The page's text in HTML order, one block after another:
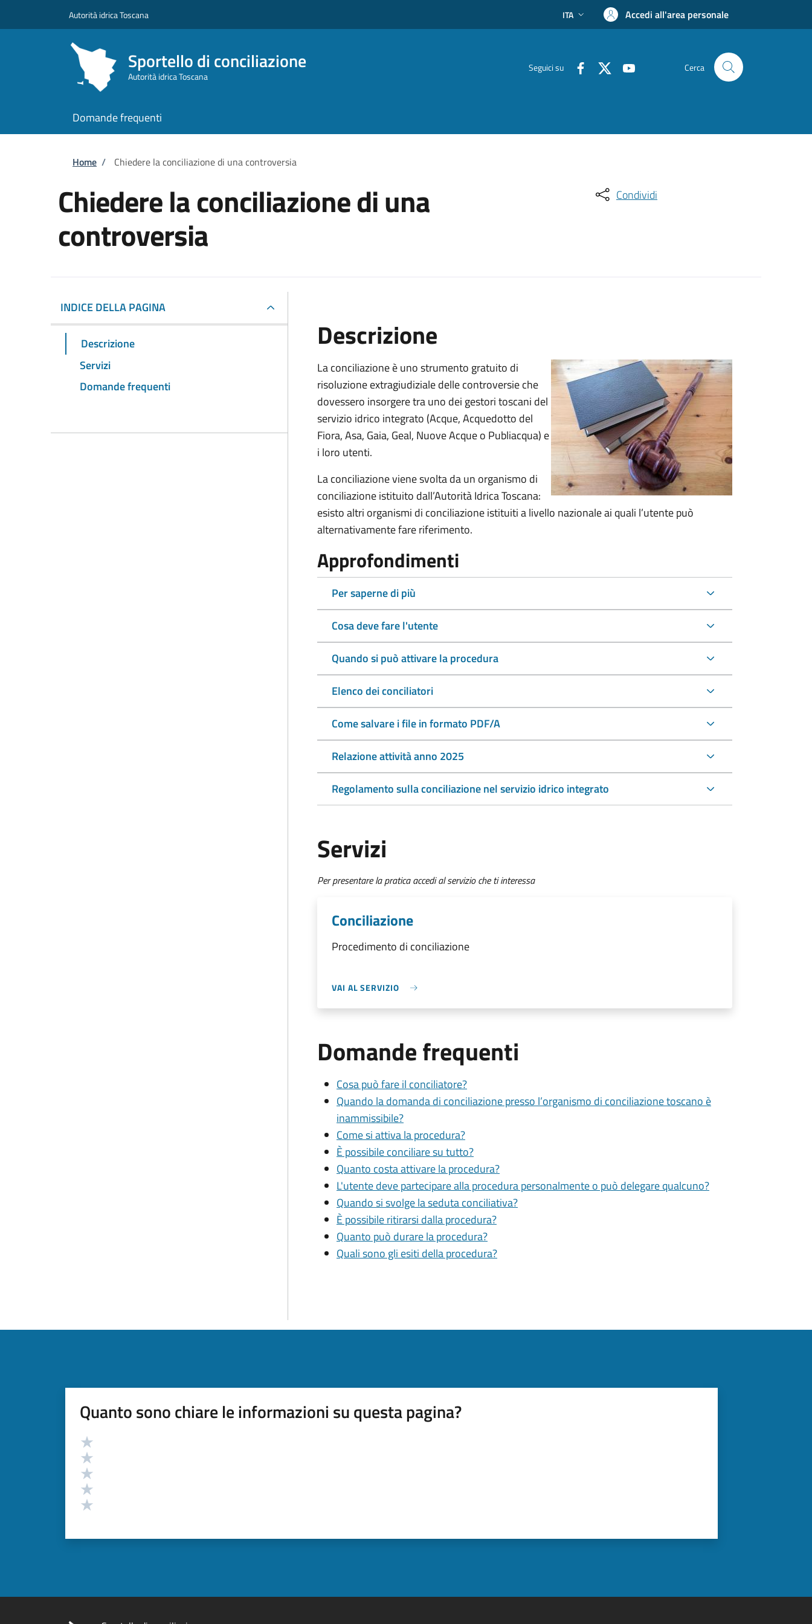
Autorità idrica Toscana ITA Accedi all'area personale
Sportello di conciliazione
Autorità idrica Toscana
Seguici su Cerca
Domande frequenti
Briciole di pane
Home / Chiedere la conciliazione di una controversia
Chiedere la conciliazione di una
controversia
Condividi
INDICE DELLA PAGINA
Descrizione
Servizi
Domande frequenti
Descrizione
La conciliazione è uno strumento gratuito di
risoluzione extragiudiziale delle controversie che
dovessero insorgere tra uno dei gestori toscani del
servizio idrico integrato (Acque, Acquedotto del
Fiora, Asa, Gaia, Geal, Nuove Acque o Publiacqua) e
i loro utenti.
La conciliazione viene svolta da un organismo di
conciliazione istituito dall’Autorità Idrica Toscana:
esisto altri organismi di conciliazione istituiti a livello nazionale ai quali l’utente può
alternativamente fare riferimento.
Approfondimenti
Per saperne di più
Cosa deve fare l'utente
Quando si può attivare la procedura
Elenco dei conciliatori
Come salvare i file in formato PDF/A
Relazione attività anno 2025
Regolamento sulla conciliazione nel servizio idrico integrato
Servizi
Per presentare la pratica accedi al servizio che ti interessa
Conciliazione
Procedimento di conciliazione
VAI AL SERVIZIO
Domande frequenti
Cosa può fare il conciliatore?
Quando la domanda di conciliazione presso l’organismo di conciliazione toscano è
inammissibile?
Come si attiva la procedura?
È possibile conciliare su tutto?
Quanto costa attivare la procedura?
L'utente deve partecipare alla procedura personalmente o può delegare qualcuno?
Quando si svolge la seduta conciliativa?
È possibile ritirarsi dalla procedura?
Quanto può durare la procedura?
Quali sono gli esiti della procedura?
Quanto sono chiare le informazioni su questa pagina?
Valutazione